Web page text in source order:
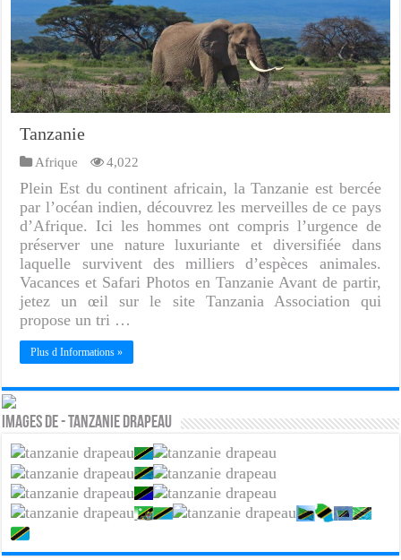
Tanzanie
Afrique 4,022
Plein Est du continent africain, la Tanzanie est bercée
par l’océan indien, découvrez les merveilles de ce pays
d’Afrique. Ici les hommes ont compris l’urgence de
préserver une nature luxuriante et diversifiée dans
laquelle survivent des milliers d’espèces animales.
Vacances et Safari Photos en Tanzanie Avant de partir,
jetez un œil sur le site Tanzania Association qui
propose un tri …
Plus d Informations »
Images de - Tanzanie drapeau